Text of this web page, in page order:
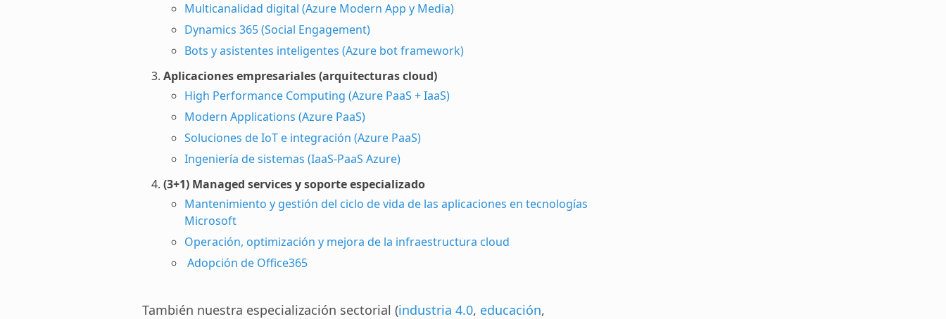
Multicanalidad digital (Azure Modern App y Media)
Dynamics 365 (Social Engagement)
Bots y asistentes inteligentes (Azure bot framework)
Aplicaciones empresariales (arquitecturas cloud)
High Performance Computing (Azure PaaS + IaaS)
Modern Applications (Azure PaaS)
Soluciones de IoT e integración (Azure PaaS)
Ingeniería de sistemas (IaaS-PaaS Azure)
(3+1) Managed servicesy soporte especializado
Mantenimiento y gestión del ciclo de vida de las aplicaciones en tecnologías
Microsoft
Operación, optimización y mejora de la infraestructura cloud
Adopción de Office365
También nuestra especialización sectorial (industria 4.0, educación,